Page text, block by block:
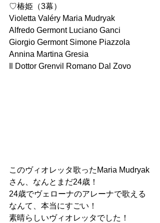
♡椿姫（3幕）
Violetta Valéry Maria Mudryak
Alfredo Germont Luciano Ganci
Giorgio Germont Simone Piazzola
Annina Martina Gresia
Il Dottor Grenvil Romano Dal Zovo
このヴィオレッタ歌ったMaria Mudryak
さん、なんとまだ24歳！
24歳でヴェローナのアレーナで歌える
なんて、本当にすごい！
素晴らしいヴィオレッタでした！